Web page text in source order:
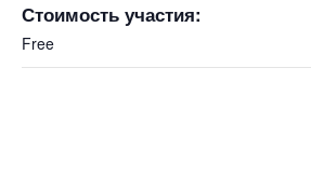
Стоимость участия:
Free